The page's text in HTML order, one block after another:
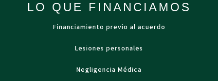
LO QUE FINANCIAMOS
Financiamiento previo al acuerdo
Lesiones personales
Negligencia Médica